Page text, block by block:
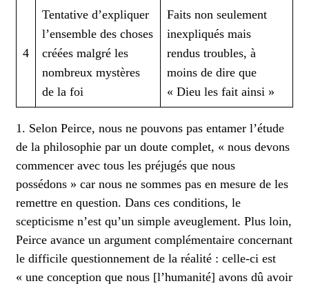
4
Tentative d’expliquer
l’ensemble des choses
créées malgré les
nombreux mystères
de la foi
Faits non seulement
inexpliqués mais
rendus troubles, à
moins de dire que
« Dieu les fait ainsi »
1. Selon Peirce, nous ne pouvons pas entamer l’étude
de la philosophie par un doute complet, « nous devons
commencer avec tous les préjugés que nous
possédons » car nous ne sommes pas en mesure de les
remettre en question. Dans ces conditions, le
scepticisme n’est qu’un simple aveuglement. Plus loin,
Peirce avance un argument complémentaire concernant
le difficile questionnement de la réalité : celle-ci est
« une conception que nous [l’humanité] avons dû avoir